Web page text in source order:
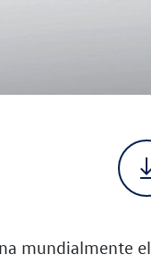
mundialmente el